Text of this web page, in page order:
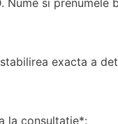
Nume si prenumele
exacta a
la consultatie*: